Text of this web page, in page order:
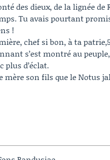
des dieux, de la lignée
Tu avais pourtant
!
chef si bon, à ta
s’est montré au
plus d’éclat.
mère son fils que le Notus